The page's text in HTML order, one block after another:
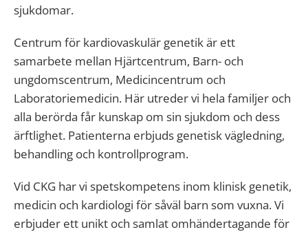
sjukdomar.
Centrum för kardiovaskulär genetik är ett
samarbete mellan Hjärtcentrum, Barn- och
ungdomscentrum, Medicincentrum och
Laboratoriemedicin. Här utreder vi hela familjer och
alla berörda får kunskap om sin sjukdom och dess
ärftlighet. Patienterna erbjuds genetisk vägledning,
behandling och kontrollprogram.
Vid CKG har vi spetskompetens inom klinisk genetik,
medicin och kardiologi för såväl barn som vuxna. Vi
erbjuder ett unikt och samlat omhändertagande för